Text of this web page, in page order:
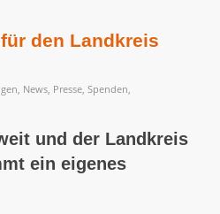
den Landkreis
, News, Presse, Spenden,
und der Landkreis
ein eigenes